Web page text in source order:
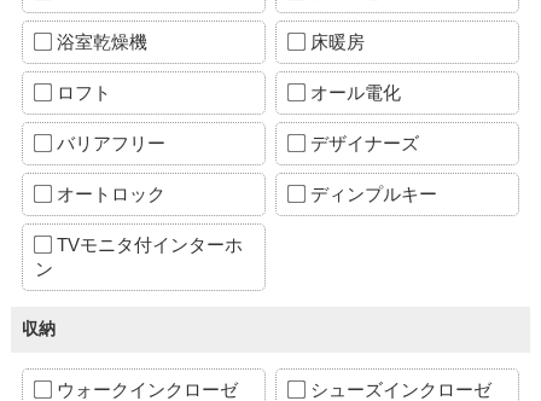
浴室乾燥機 床暖房
ロフト オール電化
バリアフリー デザイナーズ
オートロック ディンプルキー
TVモニタ付インターホ
ン
収納
ウォークインクローゼ
シューズインクローゼ